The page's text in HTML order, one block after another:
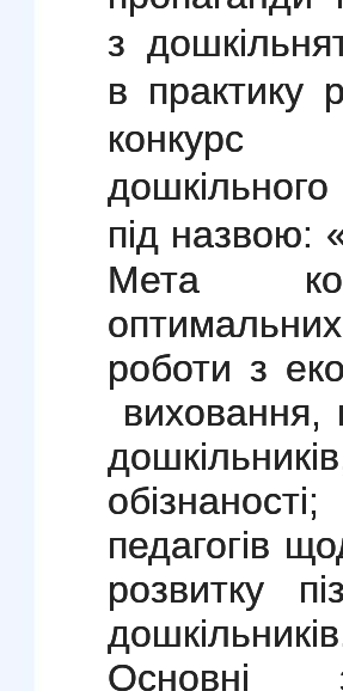
з
в практику
конкурс
під назвою:
Мета
роботи з
виховання,
педагогів
розвитку
Основні